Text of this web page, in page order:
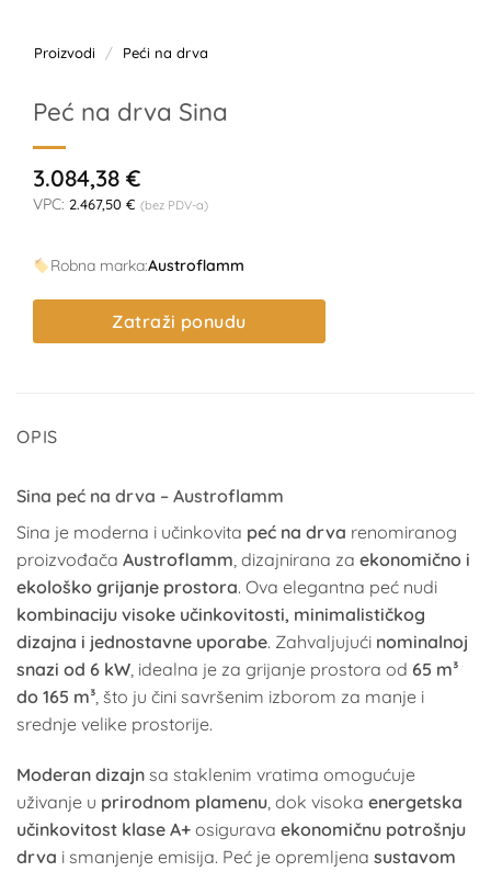
Proizvodi / Peći na drva
Peć na drva Sina
3.084,38 €
VPC: 2.467,50 € (bez PDV-a)
Robna marka:Austroflamm
Zatraži ponudu
OPIS
Sina peć na drva – Austroflamm
Sina je moderna i učinkovita peć na drva renomiranog
proizvođača Austroflamm, dizajnirana za ekonomično i
ekološko grijanje prostora. Ova elegantna peć nudi
kombinaciju visoke učinkovitosti, minimalističkog
dizajna i jednostavne uporabe. Zahvaljujući nominalnoj
snazi od 6 kW, idealna je za grijanje prostora od 65 m³
do 165 m³, što ju čini savršenim izborom za manje i
srednje velike prostorije.
Moderan dizajn sa staklenim vratima omogućuje
uživanje u prirodnom plamenu, dok visoka energetska
učinkovitost klase A+ osigurava ekonomičnu potrošnju
drva i smanjenje emisija. Peć je opremljena sustavom